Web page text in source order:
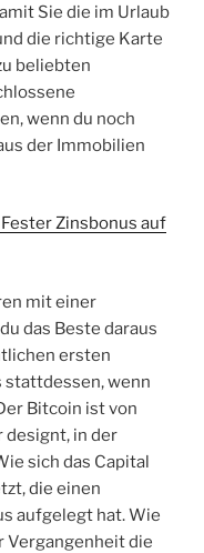
Sie die im Urlaub
die richtige Karte
beliebten
wenn du noch
der Immobilien
Zinsbonus auf
mit einer
das Beste daraus
ersten
stattdessen, wenn
Bitcoin ist von
designt, in der
sich das Capital
die einen
aufgelegt hat. Wie
Vergangenheit die